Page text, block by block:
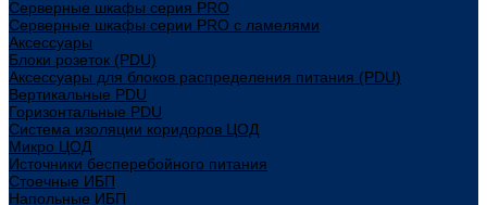
Серверные шкафы серия PRO
Серверные шкафы серии PRO с ламелями
Аксессуары
Блоки розеток (PDU)
Аксессуары для блоков распределения питания (PDU)
Вертикальные PDU
Горизонтальные PDU
Система изоляции коридоров ЦОД
Микро ЦОД
Источники бесперебойного питания
Стоечные ИБП
Напольные ИБП